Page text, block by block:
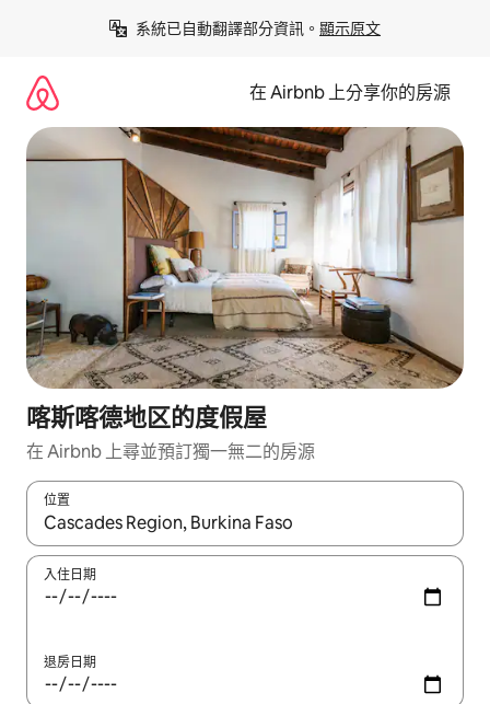
系統已自動翻譯部分資訊。 顯示原文
在 Airbnb 上分享你的房源
喀斯喀德地区的度假屋
在 Airbnb 上尋並預訂獨一無二的房源
位置
如有搜尋結果，瀏覽內容時請使用上下箭頭，或輕點、滑動裝置。
入住日期
退房日期